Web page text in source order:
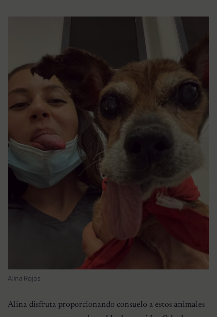
Alina Rojas
Alina disfruta proporcionando consuelo a estos animales